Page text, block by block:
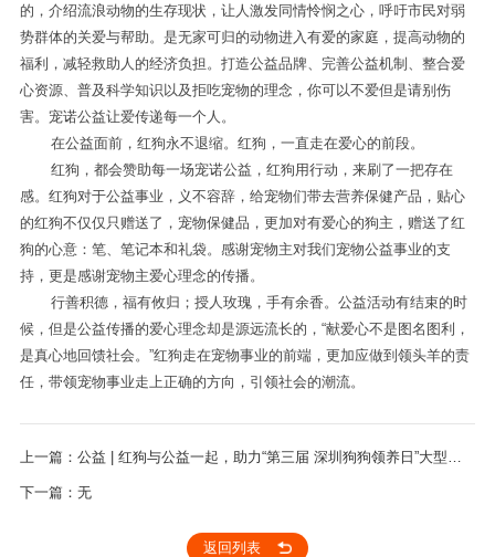
的，介绍流浪动物的生存现状，让人激发同情怜悯之心，呼吁市民对弱
势群体的关爱与帮助。是无家可归的动物进入有爱的家庭，提高动物的
福利，减轻救助人的经济负担。打造公益品牌、完善公益机制、整合爱
心资源、普及科学知识以及拒吃宠物的理念，你可以不爱但是请别伤
害。宠诺公益让爱传递每一个人。
在公益面前，红狗永不退缩。红狗，一直走在爱心的前段。
红狗，都会赞助每一场宠诺公益，红狗用行动，来刷了一把存在
感。红狗对于公益事业，义不容辞，给宠物们带去营养保健产品，贴心
的红狗不仅仅只赠送了，宠物保健品，更加对有爱心的狗主，赠送了红
狗的心意：笔、笔记本和礼袋。感谢宠物主对我们宠物公益事业的支
持，更是感谢宠物主爱心理念的传播。
行善积德，福有攸归；授人玫瑰，手有余香。公益活动有结束的时
候，但是公益传播的爱心理念却是源远流长的，“献爱心不是图名图利，
是真心地回馈社会。”红狗走在宠物事业的前端，更加应做到领头羊的责
任，带领宠物事业走上正确的方向，引领社会的潮流。
上一篇：公益 | 红狗与公益一起，助力“第三届 深圳狗狗领养日”大型公
益活动
下一篇：无
返回列表